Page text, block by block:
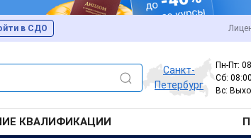
в СДО
Санкт-
Петербург
Пн-Пт:
Сб:
Вс:
КВАЛИФИКАЦИИ